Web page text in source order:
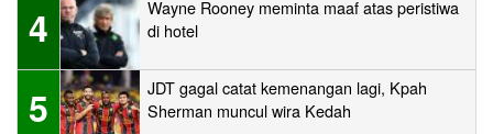
4
Wayne Rooney meminta maaf atas peristiwa
di hotel
5
JDT gagal catat kemenangan lagi, Kpah
Sherman muncul wira Kedah